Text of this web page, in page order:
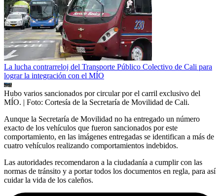
La lucha contrarreloj del Transporte Público Colectivo de Cali para
lograr la integración con el MÍO
Hubo varios sancionados por circular por el carril exclusivo del
MÍO. | Foto: Cortesía de la Secretaría de Movilidad de Cali.
Aunque la Secretaría de Movilidad no ha entregado un número
exacto de los vehículos que fueron sancionados por este
comportamiento, en las imágenes entregadas se identifican a más de
cuatro vehículos realizando comportamientos indebidos.
Las autoridades recomendaron a la ciudadanía a cumplir con las
normas de tránsito y a portar todos los documentos en regla, para así
cuidar la vida de los caleños.